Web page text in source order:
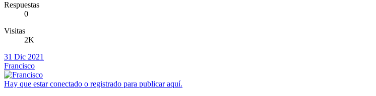
Respuestas
0
Visitas
2K
31 Dic 2021
Francisco
Hay que estar conectado o registrado para publicar aquí.